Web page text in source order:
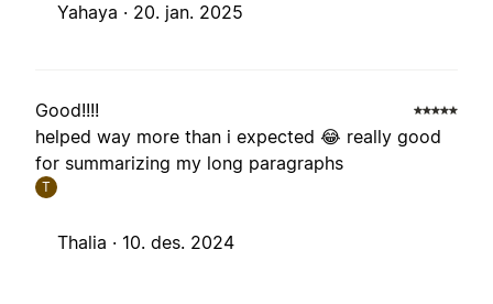
Yahaya · 20. jan. 2025
Good!!!!
helped way more than i expected 😂 really good
for summarizing my long paragraphs
T
Thalia · 10. des. 2024